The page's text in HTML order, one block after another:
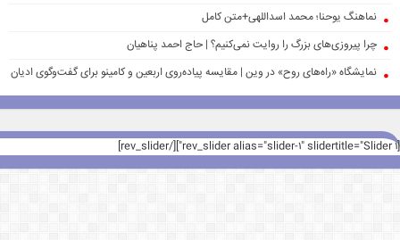
نماهنگ یوحنا؛ محمد اسداللهی+متن کامل
چرا پیروزی‌های بزرگ را روایت نمی‌کنیم؟ | حاج احمد پناهیان
نمایشگاه «راه‌های روح» در وین | مقایسه پیاده‌روی اربعین و کامینو برای گفت‌وگوی ادیان
[rev_slider alias="slider-1" slidertitle="Slider 1"][/rev_slider]